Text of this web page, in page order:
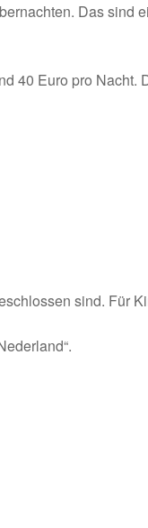
Das sind
40 Euro pro Nacht.
sind. Für